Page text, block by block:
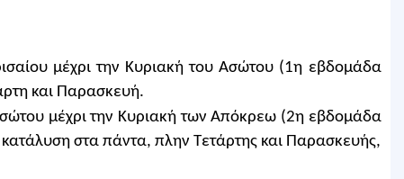
μέχρι την Κυριακή του Ασώτου (1η εβδομάδα
και Παρασκευή.
μέχρι την Κυριακή των Απόκρεω (2η εβδομάδα
στα πάντα, πλην Τετάρτης και Παρασκευής,